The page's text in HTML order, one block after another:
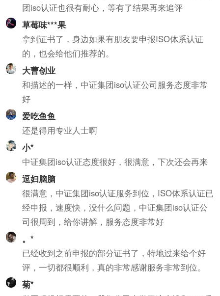
团iso认证也很有耐心，等有了结果再来追评
草莓味***果
拿到证书了，身边如果有朋友要申报ISO体系认证
的，也会给他们推荐的。
大曹创业
和描述的一样，中证集团iso认证公司服务态度非常
好
爱吃鱼鱼
还是得用专业人士啊
小*
中证集团iso认证态度很好，很满意，下次还会再来
逗妇脑脑
很满意，中证集团iso认证服务到位，ISO体系认证已
经申报，速度快，没什么问题，中证集团iso认证公
司很周到，给你讲解，服务态度非常好
。*
已经收到之前申报的部分证书了，特地过来给个好
评，一切都很顺利，真的非常感谢服务非常到位。
菊*